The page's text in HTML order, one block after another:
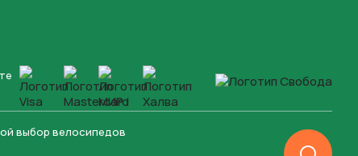
выбор велосипедов